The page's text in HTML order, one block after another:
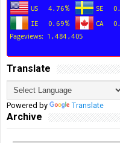
Translate
Powered by Translate
Archive